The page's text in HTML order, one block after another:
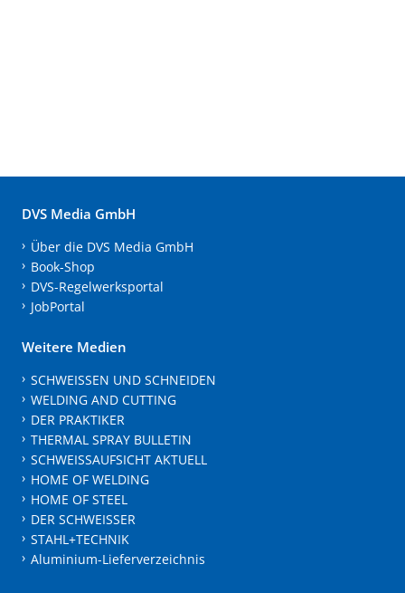
DVS Media GmbH
Über die DVS Media GmbH
Book-Shop
DVS-Regelwerksportal
JobPortal
Weitere Medien
SCHWEISSEN UND SCHNEIDEN
WELDING AND CUTTING
DER PRAKTIKER
THERMAL SPRAY BULLETIN
SCHWEISSAUFSICHT AKTUELL
HOME OF WELDING
HOME OF STEEL
DER SCHWEISSER
STAHL+TECHNIK
Aluminium-Lieferverzeichnis